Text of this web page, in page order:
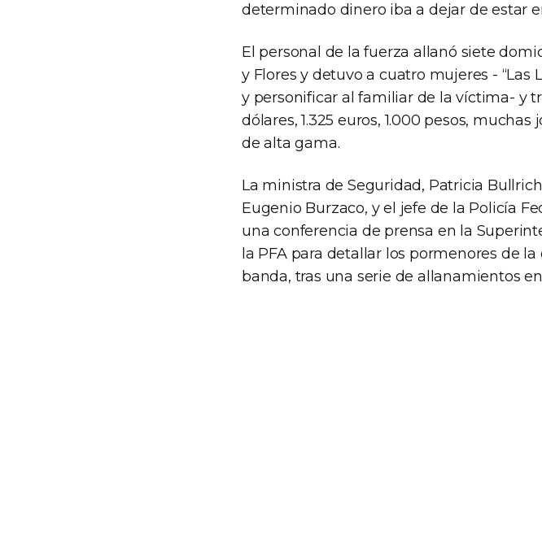
determinado dinero iba a dejar de estar
El personal de la fuerza allanó siete
y Flores y detuvo a cuatro mujeres - “Las
y personificar al familiar de la víctima- y
dólares, 1.325 euros, 1.000 pesos,
de alta gama.
La ministra de Seguridad, Patricia
Eugenio Burzaco, y el jefe de la Policía
una conferencia de prensa en la
la PFA para detallar los pormenores de
banda, tras una serie de allanamientos